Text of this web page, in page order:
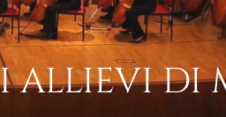
ALLIEVI DI